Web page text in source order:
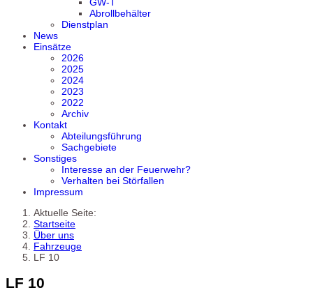
Abrollbehälter
Dienstplan
News
Einsätze
2026
2025
2024
2023
2022
Archiv
Kontakt
Abteilungsführung
Sachgebiete
Sonstiges
Interesse an der Feuerwehr?
Verhalten bei Störfallen
Impressum
Aktuelle Seite:
Startseite
Über uns
Fahrzeuge
LF 10
LF 10